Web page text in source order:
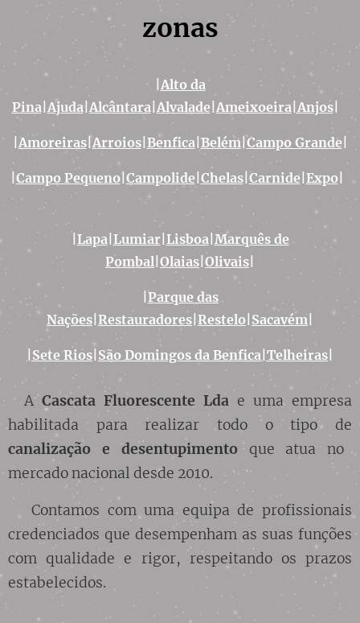
zonas
Alto da
Pina Ajuda| Alcântara Alvalade Ameixoeira |Anjos|
Amoreiras|Arroios| Benfica Belém Campo Grande
Campo Pequeno| Campolide Chelas| Carnide Expo|
Lapa Lumiar Lisboa Marquês de
Pombal Olaias Olivais
Parque das
Nações Restauradores Restelo Sacavém
|Sete Rios São Domingos da Benfica |Telheiras
ACascata Fluorescente Lda e uma empresa
habilitada para realizar todo o tipo de
canalização
e desentupimento que atua no
mercado nacional desde 2010.
Contamos com uma equipa de profissionais
credenciados que desempenham as suas funções
com qualidade e rigor, respeitando os prazos
estabelecidos.